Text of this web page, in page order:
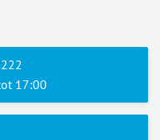
17:00